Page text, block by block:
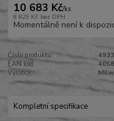
10 683 Kč/ks
8 829 Kč bez DPH
Momentálně není k
Číslo produktu:
EAN kód:
Výrobce:
Kompletní specifikace